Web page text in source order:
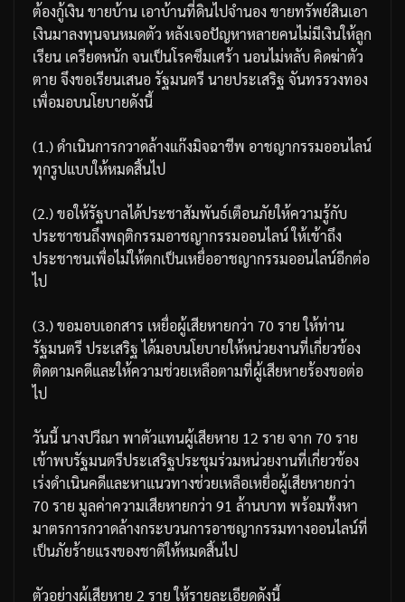
ต้องกู้เงินขายบ้าน เอาบ้านที่ดินไปจำนอง ขายทรัพย์สินเอา
เงินมาลงทุนจนหมดตัว หลังเจอปัญหาหลายคนไม่มีเงินให้ลูก
เรียน เครียดหนัก จนเป็นโรคซึมเศร้า นอนไม่หลับคิดฆ่าตัว
ตาย จึงขอเรียนเสนอรัฐมนตรี นายประเสริฐ จันทรรวงทอง
เพื่อมอบนโยบายดังนี้
(1.)ดำเนินการกวาดล้างแก๊งมิจฉาชีพ อาชญากรรมออนไลน์
ทุกรูปแบบให้หมดสิ้นไป
(2.)ขอให้รัฐบาลได้ประชาสัมพันธ์เตือนภัยให้ความรู้กับ
ประชาชนถึงพฤติกรรมอาชญากรรมออนไลน์ให้เข้าถึง
ประชาชนเพื่อไม่ให้ตกเป็นเหยื่ออาชญากรรมออนไลน์อีกต่อ
ไป
(3.)ขอมอบเอกสาร เหยื่อผู้เสียหายกว่า 70ราย ให้ท่าน
รัฐมนตรี ประเสริฐ ได้มอบนโยบายให้หน่วยงานที่เกี่ยวข้อง
ติดตามคดีและให้ความช่วยเหลือตามที่ผู้เสียหายร้องขอต่อ
ไป
วันนี้นางปวีณา พาตัวแทนผู้เสียหาย 12 ราย จาก 70ราย
เข้าพบรัฐมนตรีประเสริฐประชุมร่วมหน่วยงานที่เกี่ยวข้อง
เร่งดำเนินคดีและหาแนวทางช่วยเหลือเหยื่อผู้เสียหายกว่า
70ราย มูลค่าความเสียหายกว่า 91 ล้านบาท พร้อมทั้งหา
มาตรการกวาดล้างกระบวนการอาชญากรรมทางออนไลน์ที่
เป็นภัยร้ายแรงของชาติให้หมดสิ้นไป
ตัวอย่างผู้เสียหาย 2 ราย ให้รายละเอียดดังนี้